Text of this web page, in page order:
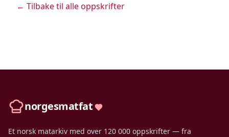
← Tilbake til alle oppskrifter
norgesmatfat
Et norsk matarkiv med over 120 000 oppskrifter — fra